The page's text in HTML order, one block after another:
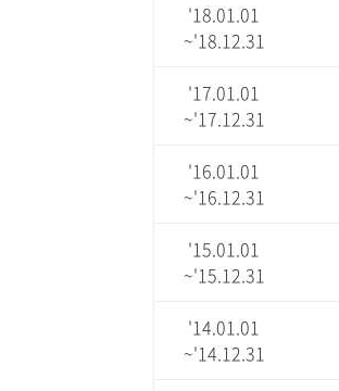
'18.01.01
~'18.12.31
'17.01.01
~'17.12.31
'16.01.01
~'16.12.31
'15.01.01
~'15.12.31
'14.01.01
~'14.12.31